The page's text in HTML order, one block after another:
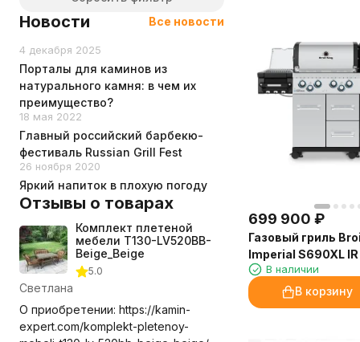
699 900 ₽
Газовый гриль
Imperial S690XL IR
В наличии
В корзину
PRIMELINER
Primo
SnS Grills
Start Grill
Sunday
VALUGRILLI
АСТОВ
ВЕЗУВИЙ
Новости Все новости
4 декабря 2025
Порталы для каминов из
натурального камня: в чем их
преимущество?
18 мая 2022
Главный российский барбекю-
фестиваль Russian Grill Fest
26 ноября 2020
Яркий напиток в плохую погоду
Отзывы о товарах
Комплект плетеной
мебели T130-LV520BB-
Beige_Beige
5.0
Светлана
О приобретении: https://kamin-
expert.com/komplekt-pletenoy-